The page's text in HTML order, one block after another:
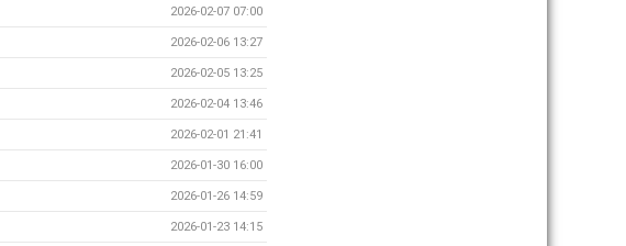
2026-02-07 07:00
2026-02-06 13:27
2026-02-05 13:25
2026-02-04 13:46
2026-02-01 21:41
2026-01-30 16:00
2026-01-26 14:59
2026-01-23 14:15